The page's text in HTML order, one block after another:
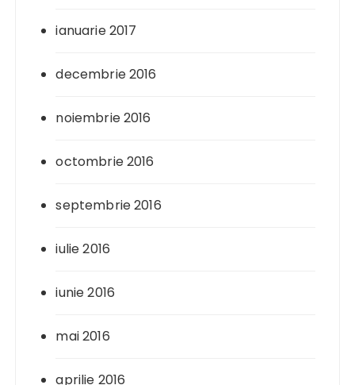
ianuarie 2017
decembrie 2016
noiembrie 2016
octombrie 2016
septembrie 2016
iulie 2016
iunie 2016
mai 2016
aprilie 2016